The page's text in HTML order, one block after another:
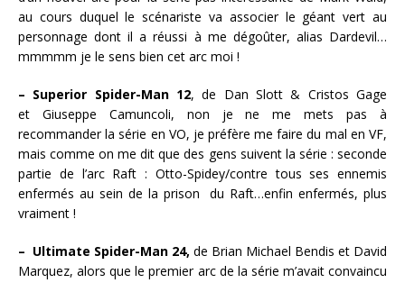
au cours duquel le scénariste va associer le géant vert au
personnage dont il a réussi à me dégoûter, alias Dardevil…
mmmmm je le sens bien cet arc moi !
– Superior Spider-Man 12, de Dan Slott & Cristos Gage
et Giuseppe Camuncoli, non je ne me mets pas à
recommander la série en VO, je préfère me faire du mal en VF,
mais comme on me dit que des gens suivent la série : seconde
partie de l’arc Raft : Otto-Spidey/contre tous ses ennemis
enfermés au sein de la prison du Raft…enfin enfermés, plus
vraiment !
– Ultimate Spider-Man 24, de Brian Michael Bendis et David
Marquez, alors que le premier arc de la série m’avait convaincu